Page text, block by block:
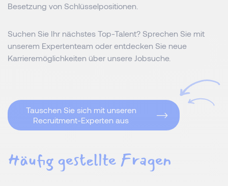
Besetzung von Schlüsselpositionen.
Suchen Sie Ihr nächstes Top-Talent? Sprechen Sie mit
unserem Expertenteam oder entdecken Sie neue
Karrieremöglichkeiten über unsere Jobsuche.
Tauschen Sie sich mit unseren
Recruitment-Experten aus
Häufig gestellte Fragen